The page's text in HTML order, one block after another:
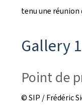
e
tenu une
Gallery 1
Point de
© SIP / Frédéric